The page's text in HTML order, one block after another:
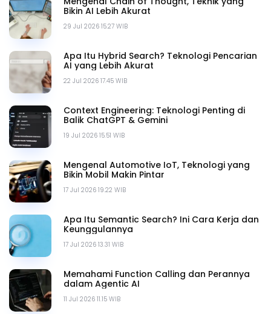
29 Jul 2026 15.27 WIB
Bikin AI Lebih Akurat
22 Jul 2026 17.45 WIB
Apa Itu Hybrid Search? Teknologi Pencarian
AI yang Lebih Akurat
19 Jul 2026 15.51 WIB
Context Engineering: Teknologi Penting di
Balik ChatGPT & Gemini
17 Jul 2026 19.22 WIB
Mengenal Automotive IoT, Teknologi yang
Bikin Mobil Makin Pintar
17 Jul 2026 13.31 WIB
Apa Itu Semantic Search? Ini Cara Kerja dan
Keunggulannya
11 Jul 2026 11.15 WIB
Memahami Function Calling dan Perannya
dalam Agentic AI